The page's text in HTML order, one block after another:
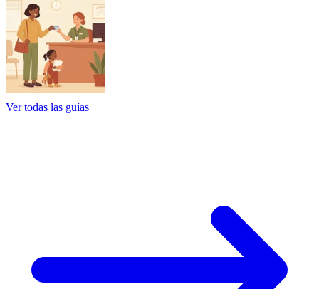
Ver todas las guías